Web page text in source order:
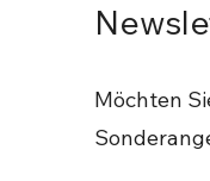
Möchten